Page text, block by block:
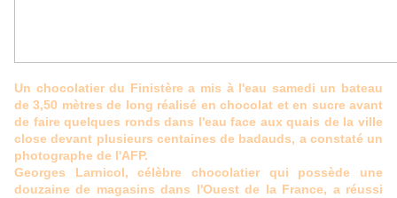
Un chocolatier du Finistère a mis à l'eau samedi un bateau
de 3,50 mètres de long réalisé en chocolat et en sucre avant
de faire quelques ronds dans l'eau face aux quais de la ville
close devant plusieurs centaines de badauds, a constaté un
photographe de l'AFP.
Georges Larnicol, célèbre chocolatier qui possède une
douzaine de magasins dans l'Ouest de la France, a réussi